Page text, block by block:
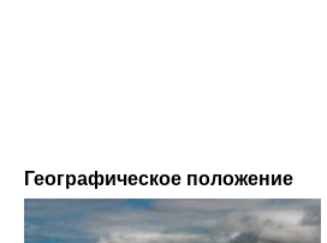
Географическое положение